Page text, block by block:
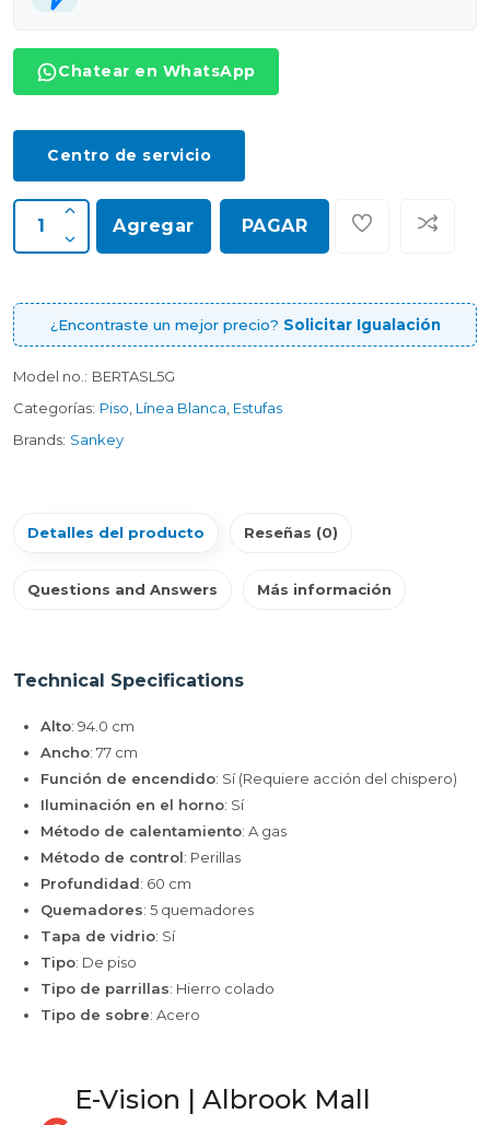
Chatear en WhatsApp
Centro de servicio
Agregar PAGAR
¿Encontraste un mejor precio? Solicitar Igualación
Model no.: BERTASL5G
Categorías: Piso Línea Blanca Estufas
Brands: Sankey
Detalles del producto Reseñas (0)
Questions and Answers Más información
Technical Specifications
Alto: 94.0 cm
Ancho: 77 cm
Función de encendido: Sí (Requiere acción del chispero)
Iluminación en el horno: Sí
Método de calentamiento: A gas
Método de control: Perillas
Profundidad: 60 cm
Quemadores: 5 quemadores
Tapa de vidrio: Sí
Tipo: De piso
Tipo de parrillas: Hierro colado
Tipo de sobre: Acero
E-Vision | Albrook Mall